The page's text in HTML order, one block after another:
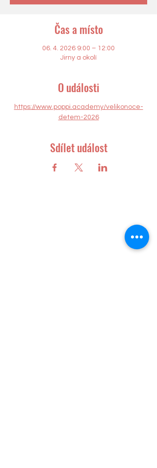
Čas a místo
06. 4. 2026 9:00 – 12:00
Jirny a okolí
O události
https://www.poppi.academy/velikonoce-
detem-2026
Sdílet událost